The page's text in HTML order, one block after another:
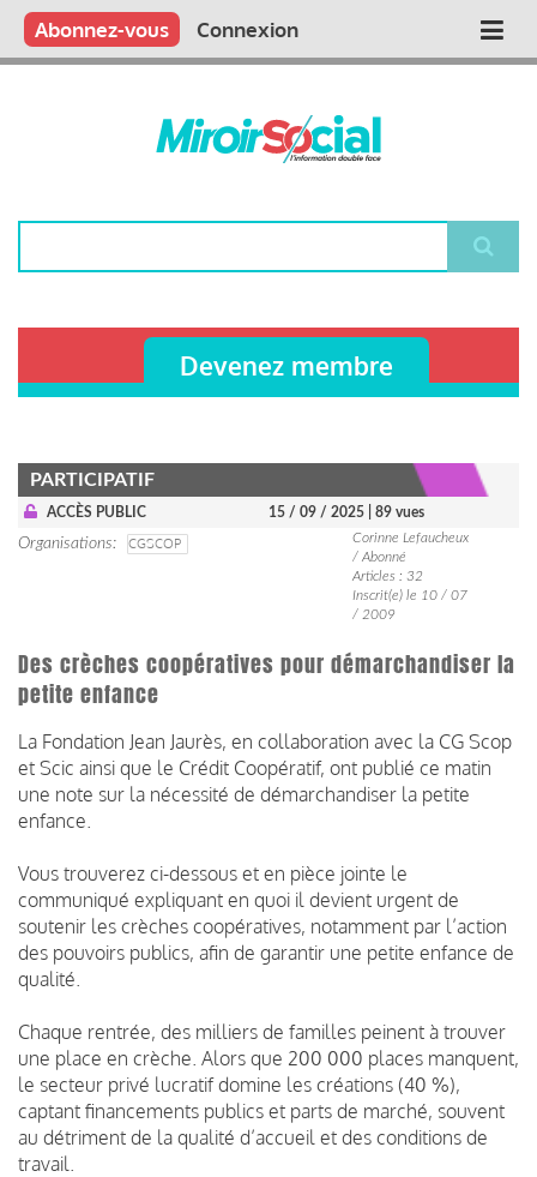
Aller
contenu
Main
Qui sommes nous ?
Vous publiez
Nous publions
Contactez-nous
Abonnez-vous Connexion
Devenez membre
PARTICIPATIF
ACCÈS PUBLIC 15 / 09 / 2025 | 89 vues
Organisations CGSCOP
Corinne Lefaucheux
/ Abonné
Articles : 32
Inscrit(e) le 10 / 07
/ 2009
Des crèches coopératives pour démarchandiser la
petite enfance
La Fondation Jean Jaurès, en collaboration avec la CG Scop
et Scic ainsi que le Crédit Coopératif, ont publié ce matin
une note sur la nécessité de démarchandiser la petite
enfance.
Vous trouverez ci-dessous et en pièce jointe le
communiqué expliquant en quoi il devient urgent de
soutenir les crèches coopératives, notamment par l’action
des pouvoirs publics, afin de garantir une petite enfance de
qualité.
Chaque rentrée, des milliers de familles peinent à trouver
une place en crèche. Alors que 200 000 places manquent,
le secteur privé lucratif domine les créations (40 %),
captant financements publics et parts de marché, souvent
au détriment de la qualité d’accueil et des conditions de
travail.